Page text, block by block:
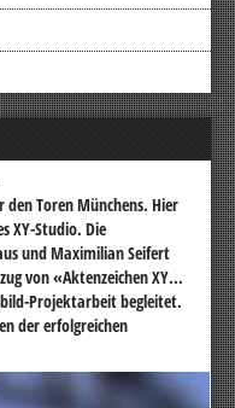
den Toren Münchens. Hier
XY-Studio. Die
und Maximilian Seifert
von «Aktenzeichen XY...
Projektarbeit begleitet.
der erfolgreichen